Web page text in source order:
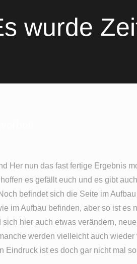
wurde
Her nun das fast fertige Ergebnis
es gefällt euch und es gibt
befindet sich die Seite im
im Aufbau befinden, aber so ist es
sich hier auch etwas verändern,
werden vielleicht auch wieder
Eindruck ist es doch gar nicht mal